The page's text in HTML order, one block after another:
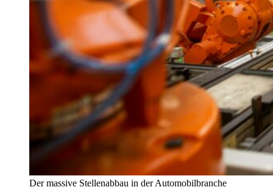
Der massive Stellenabbau in der Automobilbranche